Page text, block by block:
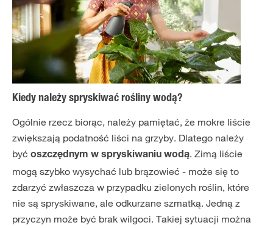
Kiedy należy spryskiwać rośliny wodą?
Ogólnie rzecz biorąc, należy pamiętać, że mokre liście
zwiększają podatność liści na grzyby. Dlatego należy
być oszczędnym w spryskiwaniu wodą. Zimą liście
mogą szybko wysychać lub brązowieć - może się to
zdarzyć zwłaszcza w przypadku zielonych roślin, które
nie są spryskiwane, ale odkurzane szmatką. Jedną z
przyczyn może być brak wilgoci. Takiej sytuacji można